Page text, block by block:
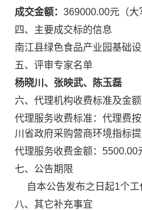
成交金额： 369000.00元（大
四、主要成交标的信息
南江县绿色食品产业园基础
五、评审专家名单
杨晓川 、 张映武、
陈玉磊
六、代理机构收费标准及金额
代理服务收费标准：代理费
川省政府采购营商环境指标
代理服务收费金额：5500.00
七、公告期限
自本公告发布之日起1个工
八、其它补充事宜